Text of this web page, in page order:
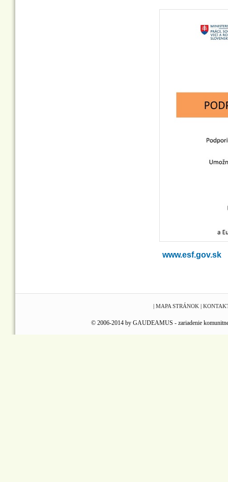
www.esf.gov.sk
| MAPA STRÁNOK |
© 2006-2014 by GAUDEAMUS - zariadenie